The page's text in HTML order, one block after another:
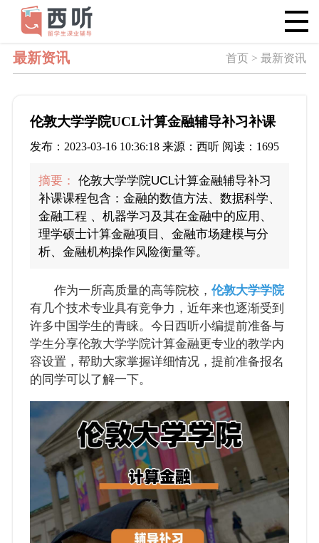
最新资讯 首页 > 最新资讯
伦敦大学学院UCL计算金融辅导补习补课
发布：2023-03-16 10:36:18 来源：西听 阅读：1695
摘要：
伦敦大学学院UCL计算金融辅导补习
补课课程包含：金融的数值方法、数据科学、
金融工程 、机器学习及其在金融中的应用、
理学硕士计算金融项目、金融市场建模与分
析、金融机构操作风险衡量等。
作为一所高质量的高等院校， 伦敦大学学院
有几个技术专业具有竞争力，近年来也逐渐受到
许多中国学生的青睐。今日西听小编提前准备与
学生分享伦敦大学学院计算金融更专业的教学内
容设置，帮助大家掌握详细情况，提前准备报名
的同学可以了解一下。